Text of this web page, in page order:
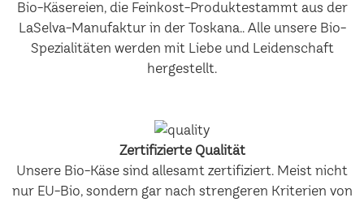
Bio-Käsereien, die Feinkost-Produktestammt aus der
LaSelva-Manufaktur in der Toskana.. Alle unsere Bio-
Spezialitäten werden mit Liebe und Leidenschaft
hergestellt.
Zertifizierte Qualität
Unsere Bio-Käse sind allesamt zertifiziert. Meist nicht
nur EU-Bio, sondern gar nach strengeren Kriterien von